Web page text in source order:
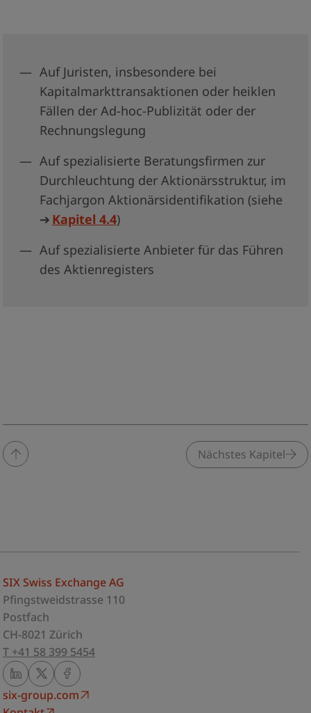
Auf Juristen, insbesondere bei
Kapitalmarkttransaktionen oder heiklen
Fällen der Ad­-hoc­-Publizität oder der
Rechnungslegung
Auf spezialisierte Beratungsfirmen zur
Durchleuchtung der Aktionärsstruktur, im
Fachjargon Aktionärsidentifikation (siehe
➔ Kapitel 4.4)
Auf spezialisierte Anbieter für das Führen
des Aktienregisters
Nächstes Kapitel
SIX Swiss Exchange AG
Pfingstweidstrasse 110
Postfach
CH-8021 Zürich
T +41 58 399 5454
six-group.com